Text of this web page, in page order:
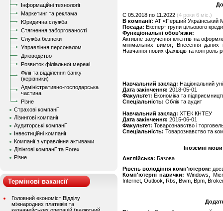
Інформаційні технології
Маркетинг та реклама
Юридична служба
Стягнення заборгованості
Служба безпеки
Управління персоналом
Діловодство
Розвиток філіальної мережі
Філії та відділення банку
(керівники)
Адміністративно-господарська
частина
Різне
Страхові компанії
Лізингові компанії
Аудиторські компанії
Інвестиційні компанії
Компанії з управління активами
Ділінгові компанії та Forex
Різне
Термінові вакансії
Головний економіст Відділу
міжнародних платежів та
C 05.2018 по 11.2022 (4 роки 6 міс.)
В компанії: АТ «Перший Український
Посада: Експерт групи цільового
Функціональні обов'язки:
Активне залучення клієнтів на
мінімальних вимог; Внесення
Навчання нових фахівців та контроль
Навчальний заклад: Національний
Дата закінчення: 2018-05-01
Факультет: Економіка та
Спеціальність: Облік та аудит
Навчальний заклад: ХТЕК КНТЕУ
Дата закінчення: 2015-06-01
Факультет: Товарознавство і
Спеціальність: Товарознавство та
Іноземні
Англійська: Базова
Рівень володіння комп'ютером:
Комп'ютерні навички: Windows,
Internet, Outlook, Rbs, Bwm, Bpm,